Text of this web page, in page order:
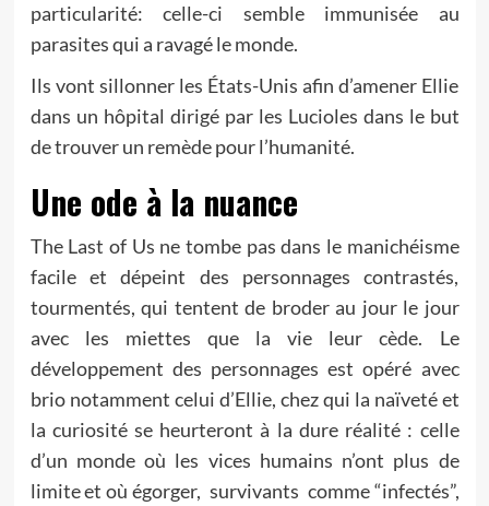
particularité: celle-ci semble immunisée au
parasites qui a ravagé le monde.
Ils vont sillonner les États-Unis afin d’amener Ellie
dans un hôpital dirigé par les Lucioles dans le but
de trouver un remède pour l’humanité.
Une ode à la nuance
The Last of Us ne tombe pas dans le manichéisme
facile et dépeint des personnages contrastés,
tourmentés, qui tentent de broder au jour le jour
avec les miettes que la vie leur cède. Le
développement des personnages est opéré avec
brio notamment celui d’Ellie, chez qui la naïveté et
la curiosité se heurteront à la dure réalité : celle
d’un monde où les vices humains n’ont plus de
limite et où égorger, survivants comme “infectés”,